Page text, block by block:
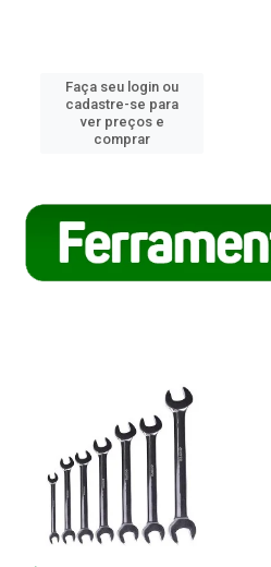
Faça seu login ou
cadastre-se para
ver preços e
comprar